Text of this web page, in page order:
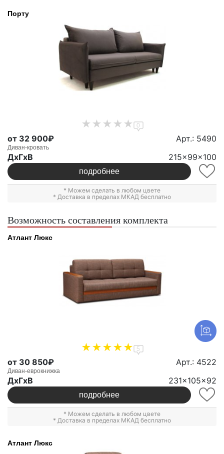
Порту
0
от 32 900₽ Арт.: 5490
Диван-кровать
ДxГxВ 215x99x100
подробнее
* Можем сделать в любом цвете
* Доставка в пределах МКАД бесплатно
Возможность составления комплекта
Атлант Люкс
5
от 30 850₽ Арт.: 4522
Диван-еврокнижка
ДxГxВ 231x105x92
подробнее
* Можем сделать в любом цвете
* Доставка в пределах МКАД бесплатно
Атлант Люкс